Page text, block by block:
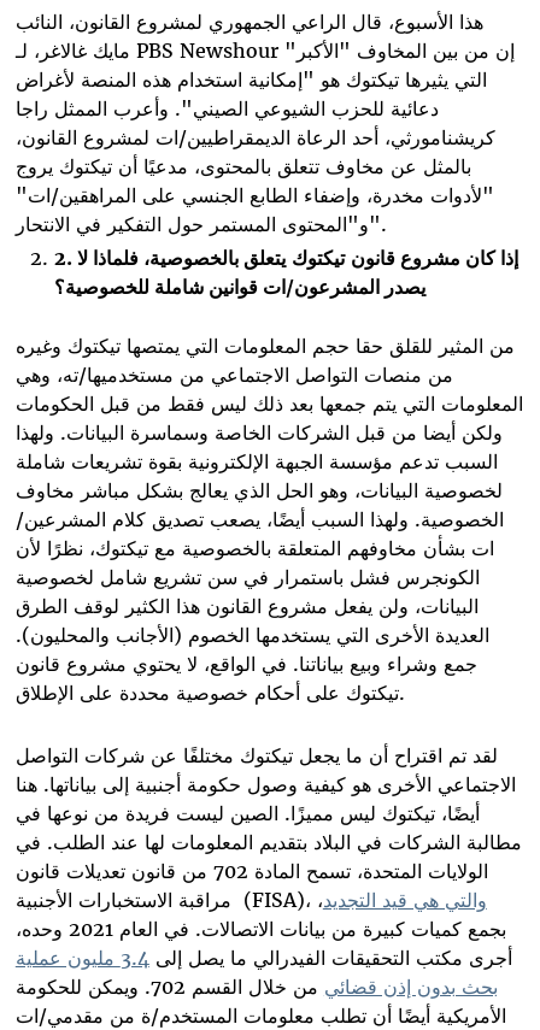
هذا الأسبوع، قال الراعي الجمهوري لمشروع القانون، النائب
مايك غالاغر، لـ PBS Newshour إن من بين المخاوف "الأكبر"
التي يثيرها تيكتوك هو "إمكانية استخدام هذه المنصة لأغراض
دعائية للحزب الشيوعي الصيني". وأعرب الممثل راجا
كريشنامورثي، أحد الرعاة الديمقراطيين/ات لمشروع القانون،
بالمثل عن مخاوف تتعلق بالمحتوى، مدعيًا أن تيكتوك يروج
"لأدوات مخدرة، وإضفاء الطابع الجنسي على المراهقين/ات"
و"المحتوى المستمر حول التفكير في الانتحار".
2. إذا كان مشروع قانون تيكتوك يتعلق بالخصوصية، فلماذا لا
يصدر المشرعون/ات قوانين شاملة للخصوصية؟
من المثير للقلق حقا حجم المعلومات التي يمتصها تيكتوك وغيره
من منصات التواصل الاجتماعي من مستخدميها/ته، وهي
المعلومات التي يتم جمعها بعد ذلك ليس فقط من قبل الحكومات
ولكن أيضا من قبل الشركات الخاصة وسماسرة البيانات. ولهذا
السبب تدعم مؤسسة الجبهة الإلكترونية بقوة تشريعات شاملة
لخصوصية البيانات، وهو الحل الذي يعالج بشكل مباشر مخاوف
الخصوصية. ولهذا السبب أيضًا، يصعب تصديق كلام المشرعين/
ات بشأن مخاوفهم المتعلقة بالخصوصية مع تيكتوك، نظرًا لأن
الكونجرس فشل باستمرار في سن تشريع شامل لخصوصية
البيانات، ولن يفعل مشروع القانون هذا الكثير لوقف الطرق
العديدة الأخرى التي يستخدمها الخصوم (الأجانب والمحليون).
جمع وشراء وبيع بياناتنا. في الواقع، لا يحتوي مشروع قانون
تيكتوك على أحكام خصوصية محددة على الإطلاق.
لقد تم اقتراح أن ما يجعل تيكتوك مختلفًا عن شركات التواصل
الاجتماعي الأخرى هو كيفية وصول حكومة أجنبية إلى بياناتها. هنا
أيضًا، تيكتوك ليس مميزًا. الصين ليست فريدة من نوعها في
مطالبة الشركات في البلاد بتقديم المعلومات لها عند الطلب. في
الولايات المتحدة، تسمح المادة 702 من قانون تعديلات قانون
(FISA)، والتي هي قيد التجديد،
بجمع كميات كبيرة من بيانات الاتصالات. في العام 2021 وحده،
أجرى مكتب التحقيقات الفيدرالي ما يصل إلى
3.4 مليون عملية
بحث بدون إذن قضائي
من خلال القسم 702. ويمكن للحكومة
الأمريكية أيضًا أن تطلب معلومات المستخدم/ة من مقدمي/ات